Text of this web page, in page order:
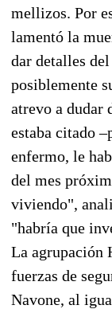
mellizos. Por
lamentó la
dar detalles
posiblemente
atrevo a dudar
estaba citado
enfermo, le
del mes
viviendo",
"habría que
La agrupación
fuerzas de
Navone, al